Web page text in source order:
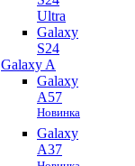
Ultra
Galaxy
S24
Galaxy A
Galaxy
A57
Новинка
Galaxy
A37